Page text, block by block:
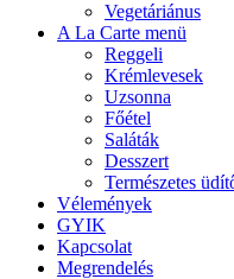
Vegetáriánus
A La Carte menü
Reggeli
Krémlevesek
Uzsonna
Főétel
Saláták
Desszert
Természetes
Vélemények
GYIK
Kapcsolat
Megrendelés